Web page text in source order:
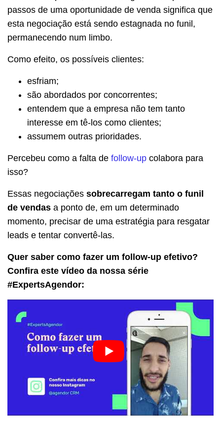
passos de uma oportunidade de venda significa que
esta negociação está sendo estagnada no funil,
permanecendo num limbo.
Como efeito, os possíveis clientes:
esfriam;
são abordados por concorrentes;
entendem que a empresa não tem tanto
interesse em tê-los como clientes;
assumem outras prioridades.
Percebeu como a falta de follow-up colabora para
isso?
Essas negociações sobrecarregam tanto o funil
de vendas a ponto de, em um determinado
momento, precisar de uma estratégia para resgatar
leads e tentar convertê-las.
Quer saber como fazer um follow-up efetivo?
Confira este vídeo da nossa série
#ExpertsAgendor: